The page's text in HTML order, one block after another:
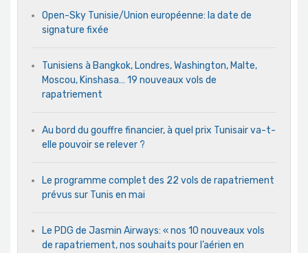
Open-Sky Tunisie/Union européenne: la date de
signature fixée
Tunisiens à Bangkok, Londres, Washington, Malte,
Moscou, Kinshasa… 19 nouveaux vols de
rapatriement
Au bord du gouffre financier, à quel prix Tunisair va-t-
elle pouvoir se relever ?
Le programme complet des 22 vols de rapatriement
prévus sur Tunis en mai
Le PDG de Jasmin Airways: « nos 10 nouveaux vols
de rapatriement, nos souhaits pour l’aérien en